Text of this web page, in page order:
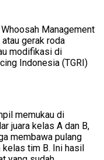
Management
gerak roda
modifikasi di
Indonesia (TGRI)
memukau di
juara kelas A dan B,
membawa pulang
kelas tim B. Ini hasil